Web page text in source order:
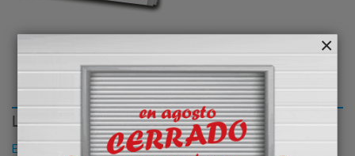
LO MÁS LEÍDO
El Puerto de Valencia crecerá en oferta ro-pax